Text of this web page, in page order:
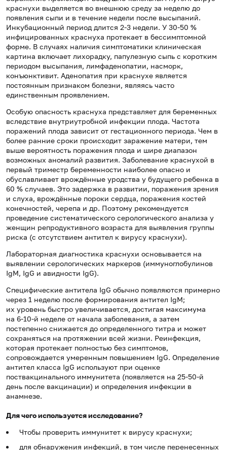
краснухи выделяется во внешнюю среду за неделю до
появления сыпи и в течение недели после высыпаний.
Инкубационный период длится 2-3 недели. У 30-50 %
инфицированных краснуха протекает в бессимптомной
форме. В случаях наличия симптоматики клиническая
картина включает лихорадку, папулезную сыпь с коротким
периодом высыпания, лимфаденопатии, насморк,
конъюнктивит. Аденопатия при краснухе является
постоянным признаком болезни, являясь часто
единственным проявлением.
Особую опасность краснуха представляет для беременных
вследствие внутриутробной инфекции плода. Частота
поражений плода зависит от гестационного периода. Чем в
более ранние сроки происходит заражение матери, тем
выше вероятность поражения плода и шире диапазон
возможных аномалий развития. Заболевание краснухой в
первый триместр беременности наиболее опасно и
обуславливает врождённые уродства у будущего ребенка в
60 % случаев. Это задержка в развитии, поражения зрения
и слуха, врождённые пороки сердца, поражения костей
конечностей, черепа и др. Поэтому рекомендуется
проведение систематического серологического анализа у
женщин репродуктивного возраста для выявления группы
риска (с отсутствием антител к вирусу краснухи).
Лабораторная диагностика краснухи основывается на
выявлении серологических маркеров (иммуноглобулинов
IgМ, IgG и авидности IgG).
Специфические антитела IgG обычно появляются примерно
через 1 неделю после формирования антител IgM;
их уровень быстро увеличивается, достигая максимума
на 6-10-й неделе от начала заболевания, а затем
постепенно снижается до определенного титра и может
сохраняться на протяжении всей жизни. Реинфекция,
которая протекает полностью без симптомов,
сопровождается умеренным повышением IgG. Определение
антител класса IgG используют при оценке
поствакцинального иммунитета (появляется на 25-50-й
день после вакцинации) и определения инфекции в
анамнезе.
Для чего используется исследование?
Чтобы проверить иммунитет к вирусу краснухи;
для обнаружения инфекций, в том числе перенесенных